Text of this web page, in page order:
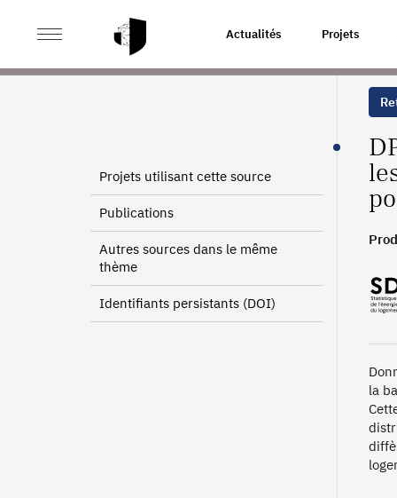
Actualités Projets
ACCUEIL BASE DPE DANS LES
Projets utilisant cette source
Publications
Autres sources dans le même
thème
Identifiants persistants (DOI)
la